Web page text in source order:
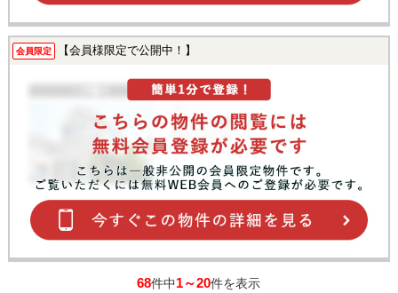
会員限定 【会員様限定で公開中！】
68件中1～20件を表示